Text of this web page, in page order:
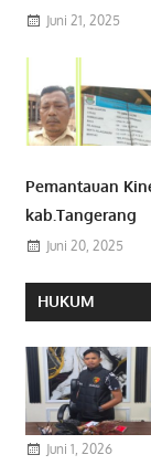
Juni 21, 2025
Pemantauan
kab.Tangerang
Juni 20, 2025
HUKUM
Juni 1, 2026